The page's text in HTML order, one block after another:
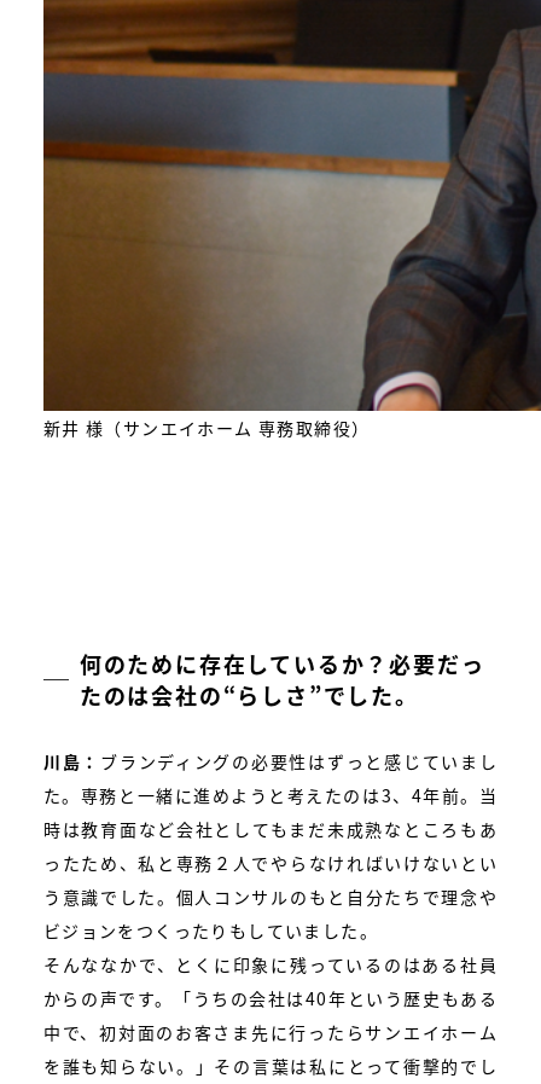
新井 様（サンエイホーム 専務取締役）
何のために存在しているか？必要だっ
たのは会社の“らしさ”でした。
川島： ブランディングの必要性はずっと感じていまし
た。専務と一緒に進めようと考えたのは3、4年前。当
時は教育面など会社としてもまだ未成熟なところもあ
ったため、私と専務２人でやらなければいけないとい
う意識でした。個人コンサルのもと自分たちで理念や
ビジョンをつくったりもしていました。
そんななかで、とくに印象に残っているのはある社員
からの声です。「うちの会社は40年という歴史もある
中で、初対面のお客さま先に行ったらサンエイホーム
を誰も知らない。」その言葉は私にとって衝撃的でし